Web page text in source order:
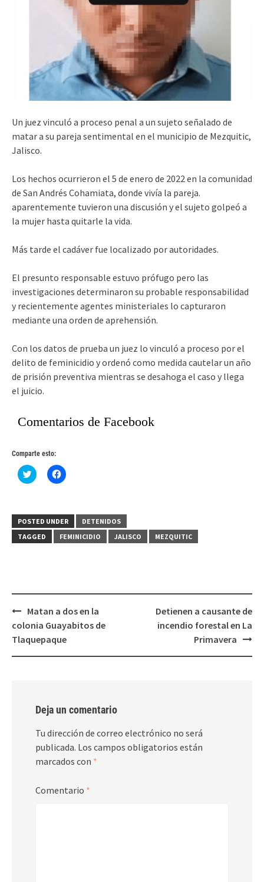
Un juez vinculó a proceso penal a un sujeto señalado de
matar a su pareja sentimental en el municipio de Mezquitic,
Jalisco.
Los hechos ocurrieron el 5 de enero de 2022 en la comunidad
de San Andrés Cohamiata, donde vivía la pareja.
aparentemente tuvieron una discusión y el sujeto golpeó a
la mujer hasta quitarle la vida.
Más tarde el cadáver fue localizado por autoridades.
El presunto responsable estuvo prófugo pero las
investigaciones determinaron su probable responsabilidad
y recientemente agentes ministeriales lo capturaron
mediante una orden de aprehensión.
Con los datos de prueba un juez lo vinculó a proceso por el
delito de feminicidio y ordenó como medida cautelar un año
de prisión preventiva mientras se desahoga el caso y llega
el juicio.
Comentarios de Facebook
Comparte esto:
Haz
clic
(Se
abre
en
una
Haz
clic
(Se
abre
en
una
POSTED UNDER
DETENIDOS
TAGGED
FEMINICIDIO JALISCO MEZQUITIC
Post
navigation
Matan a dos en la
colonia Guayabitos de
Tlaquepaque
Detienen a causante de
incendio forestal en La
Primavera
Deja un comentario
Tu dirección de correo electrónico no será
publicada. Los campos obligatorios están
marcados con *
Comentario *